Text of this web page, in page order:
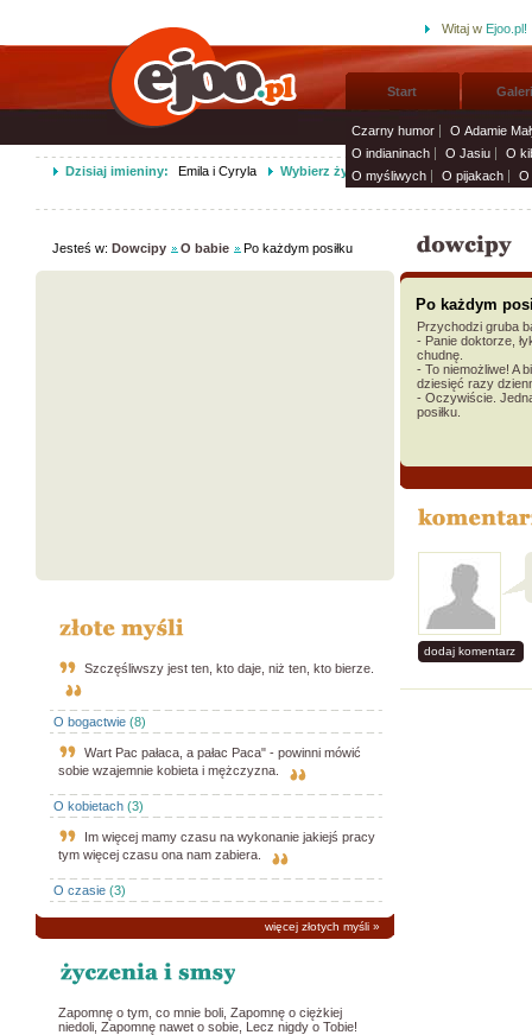
Witaj w Ejoo.pl!
Start
Czarny humor
O Adamie
O indianinach
O Jasiu
O
O myśliwych
O pijakach O
Dzisiaj imieniny: Emila i Cyryla Wybierz życzenia imieninowe i wyślij
Jesteś w:Dowcipy O babie Po każdym posiłku
Szczęśliwszy jest ten, kto daje, niż ten, kto bierze.
O bogactwie (8)
Wart Pac pałaca, a pałac Paca" - powinni mówić
sobie wzajemnie kobieta i mężczyzna.
O kobietach (3)
Im więcej mamy czasu na wykonanie jakiejś pracy
tym więcej czasu ona nam zabiera.
O czasie (3)
więcej złotych myśli »
Zapomnę o tym, co mnie boli, Zapomnę o ciężkiej
niedoli, Zapomnę nawet o sobie, Lecz nigdy o Tobie!
Po każdym
Przychodzi gruba
- Panie doktorze,
chudnę.
- To niemożliwe! A
dziesięć razy
- Oczywiście.
posiłku.
dodaj komentarz